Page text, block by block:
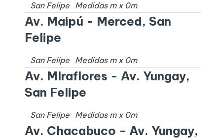
San Felipe Medidas m x 0m
Av. Maipú - Merced, San
Felipe
San Felipe Medidas m x 0m
Av. MIraflores - Av. Yungay,
San Felipe
San Felipe Medidas m x 0m
Av. Chacabuco - Av. Yungay,